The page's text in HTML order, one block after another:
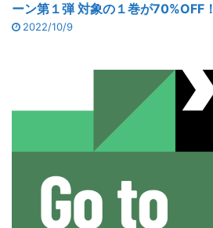
ーン第１弾 対象の１巻が70%OFF！
2022/10/9